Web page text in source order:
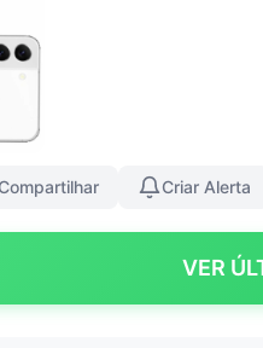
Compartilhar Criar Alerta
VER